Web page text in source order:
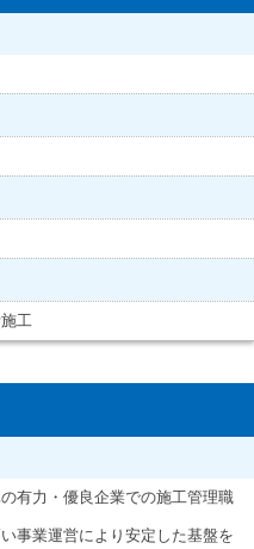
工
有力・優良企業での施工管理職
事業運営により安定した基盤を